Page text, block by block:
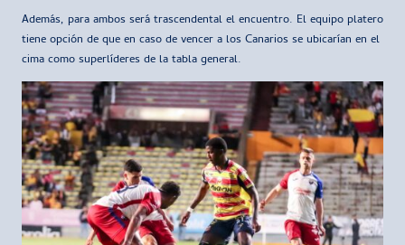
Además, para ambos será trascendental el encuentro. El equipo platero
tiene opción de que en caso de vencer a los Canarios se ubicarían en el
cima como superlíderes de la tabla general.